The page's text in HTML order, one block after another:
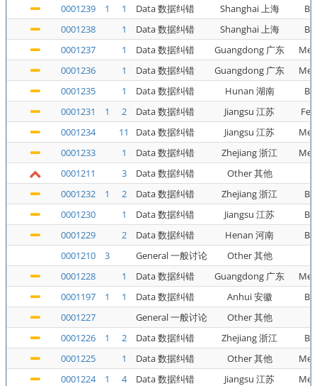
0001239
1 1 Data 数据纠错 Shanghai 上海
0001238
1 Data 数据纠错 Shanghai 上海
0001237
1 Data 数据纠错 Guangdong 广东
0001236
1 Data 数据纠错 Guangdong 广东
0001235
1 Data 数据纠错 Hunan 湖南
0001231
1 2 Data 数据纠错 Jiangsu 江苏
0001234
11 Data 数据纠错 Jiangsu 江苏
0001233
1 Data 数据纠错 Zhejiang 浙江
0001211
3 Data 数据纠错
Other 其他
0001232
1 2 Data 数据纠错 Zhejiang 浙江
0001230
1 Data 数据纠错 Jiangsu 江苏
0001229
2 Data 数据纠错 Henan 河南
0001210
3 General 一般讨论
Other 其他
0001228
1 Data 数据纠错 Guangdong 广东
0001197
1 1 Data 数据纠错 Anhui 安徽
0001227
General 一般讨论
Other 其他
0001226
1 2 Data 数据纠错 Zhejiang 浙江
0001225
1 Data 数据纠错 Other 其他
0001224
1 4 Data 数据纠错 Jiangsu 江苏